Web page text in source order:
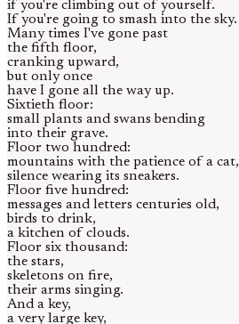
if you're climbing out of yourself.
If you're going to smash into the sky.
Many times I've gone past
the fifth floor,
cranking upward,
but only once
have I gone all the way up.
Sixtieth floor:
small plants and swans bending
into their grave.
Floor two hundred:
mountains with the patience of a cat,
silence wearing its sneakers.
Floor five hundred:
messages and letters centuries old,
birds to drink,
a kitchen of clouds.
Floor six thousand:
the stars,
skeletons on fire,
their arms singing.
And a key,
a very large key,